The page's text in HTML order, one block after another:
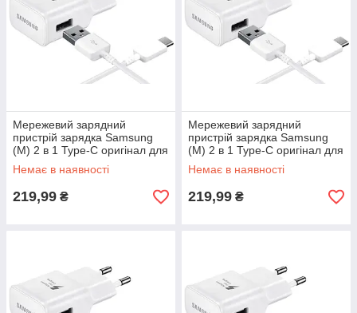
Мережевий зарядний
пристрій зарядка Samsung
(M) 2 в 1 Type-C оригінал для
Samsung Galaxy M20 M205
Немає в наявності
219,99 ₴
Мережевий зарядний
пристрій зарядка Samsung
(M) 2 в 1 Type-C оригінал для
Samsung Galaxy M30 M305
Немає в наявності
219,99 ₴